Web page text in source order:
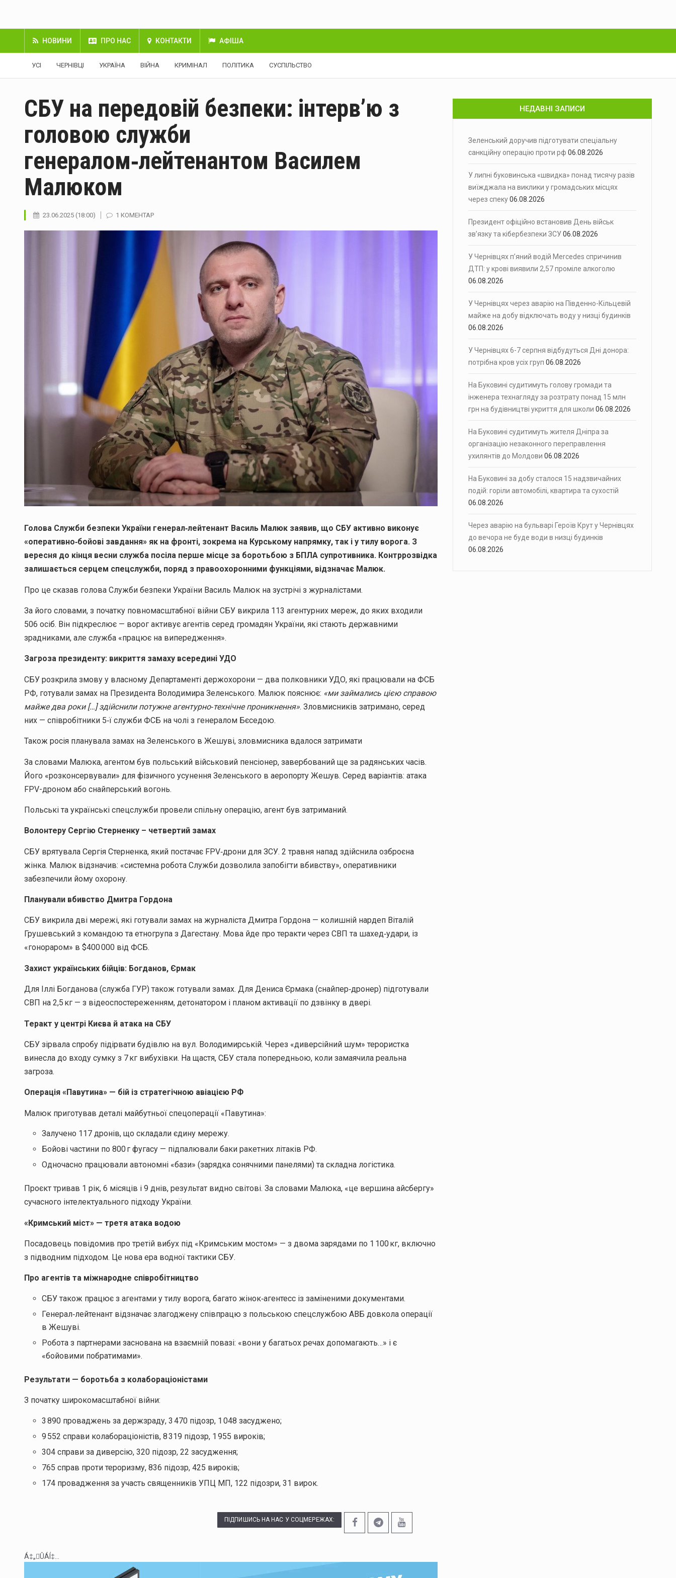
НОВИНИ ПРО НАС КОНТАКТИ АФІША
УСІ ЧЕРНІВЦІ УКРАЇНА ВІЙНА КРИМІНАЛ ПОЛІТИКА СУСПІЛЬСТВО
СБУ на передовій безпеки: інтерв’ю з
головою служби
генералом‑лейтенантом Василем
Малюком
23.06.2025 (18:00) 1 КОМЕНТАР
Голова Служби безпеки України генерал‑лейтенант Василь Малюк заявив, що СБУ активно виконує
«оперативно‑бойові завдання» як на фронті, зокрема на Курському напрямку, так і у тилу ворога. З
вересня до кінця весни служба посіла перше місце за боротьбою з БПЛА супротивника. Контррозвідка
залишається серцем спецслужби, поряд з правоохоронними функціями, відзначає Малюк.
Про це сказав голова Служби безпеки України Василь Малюк на зустрічі з журналістами.
За його словами, з початку повномасштабної війни СБУ викрила 113 агентурних мереж, до яких входили
506 осіб. Він підкреслює — ворог активує агентів серед громадян України, які стають державними
зрадниками, але служба «працює на випередження».
Загроза президенту: викриття замаху всередині УДО
СБУ розкрила змову у власному Департаменті держохорони — два полковники УДО, які працювали на ФСБ
РФ, готували замах на Президента Володимира Зеленського. Малюк пояснює: «ми займались цією справою
майже два роки […] здійснили потужне агентурно‑технічне проникнення». Зловмисників затримано, серед
них — співробітники 5‑ї служби ФСБ на чолі з генералом Бєседою.
Також росія планувала замах на Зеленського в Жешуві, зловмисника вдалося затримати
За словами Малюка, агентом був польський військовий пенсіонер, завербований ще за радянських часів.
Його «розконсервували» для фізичного усунення Зеленського в аеропорту Жешув. Серед варіантів: атака
FPV-дроном або снайперський вогонь.
Польські та українські спецслужби провели спільну операцію, агент був затриманий.
Волонтеру Сергію Стерненку – четвертий замах
СБУ врятувала Сергія Стерненка, який постачає FPV‑дрони для ЗСУ. 2 травня напад здійснила озброєна
жінка. Малюк відзначив: «системна робота Служби дозволила запобігти вбивству», оперативники
забезпечили йому охорону.
Планували вбивство Дмитра Гордона
СБУ викрила дві мережі, які готували замах на журналіста Дмитра Гордона — колишній нардеп Віталій
Грушевський з командою та етногрупа з Дагестану. Мова йде про теракти через СВП та шахед‑удари, із
«гонораром» в $400 000 від ФСБ.
Захист українських бійців: Богданов, Єрмак
Для Іллі Богданова (служба ГУР) також готували замах. Для Дениса Єрмака (снайпер‑дронер) підготували
СВП на 2,5 кг — з відеоспостереженням, детонатором і планом активації по дзвінку в двері.
Теракт у центрі Києва й атака на СБУ
СБУ зірвала спробу підірвати будівлю на вул. Володимирській. Через «диверсійний шум» терористка
винесла до входу сумку з 7 кг вибухівки. На щастя, СБУ стала попередньою, коли замаячила реальна
загроза.
Операція «Павутина» — бій із стратегічною авіацією РФ
Малюк приготував деталі майбутньої спецоперації «Павутина»:
Залучено 117 дронів, що складали єдину мережу.
Бойові частини по 800 г фугасу — підпалювали баки ракетних літаків РФ.
Одночасно працювали автономні «бази» (зарядка сонячними панелями) та складна логістика.
Проєкт тривав 1 рік, 6 місяців і 9 днів, результат видно світові. За словами Малюка, «це вершина айсбергу»
сучасного інтелектуального підходу України.
«Кримський міст» — третя атака водою
Посадовець повідомив про третій вибух під «Кримським мостом» — з двома зарядами по 1 100 кг, включно
з підводним підходом. Це нова ера водної тактики СБУ.
Про агентів та міжнародне співробітництво
СБУ також працює з агентами у тилу ворога, багато жінок‑агентесс із заміненими документами.
Генерал‑лейтенант відзначає злагоджену співпрацю з польською спецслужбою AВБ довкола операції
в Жешуві.
Робота з партнерами заснована на взаємній повазі: «вони у багатьох речах допомагають…» і є
«бойовими побратимами».
Результати — боротьба з колабораціоністами
З початку широкомасштабної війни:
3 890 проваджень за держзраду, 3 470 підозр, 1 048 засуджено;
9 552 справи колабораціоністів, 8 319 підозр, 1 955 вироків;
304 справи за диверсію, 320 підозр, 22 засудження;
765 справ проти тероризму, 836 підозр, 425 вироків;
174 провадження за участь священників УПЦ МП, 122 підозри, 31 вирок.
ПІДПИШИСЬ НА НАС У СОЦМЕРЕЖАХ:
Á‡„ÛÁÍ‡...
НЕДАВНІ ЗАПИСИ
Зеленський доручив підготувати спеціальну
санкційну операцію проти рф 06.08.2026
У липні буковинська «швидка» понад тисячу разів
виїжджала на виклики у громадських місцях
через спеку06.08.2026
Президент офіційно встановив День військ
зв’язку та кібербезпеки ЗСУ06.08.2026
У Чернівцях п’яний водій Mercedes спричинив
ДТП: у крові виявили 2,57 проміле алкоголю
06.08.2026
У Чернівцях через аварію на Південно-Кільцевій
майже на добу відключать воду у низці будинків
06.08.2026
У Чернівцях 6-7 серпня відбудуться Дні донора:
потрібна кров усіх груп 06.08.2026
На Буковині судитимуть голову громади та
інженера технагляду за розтрату понад 15 млн
грн на будівництві укриття для школи 06.08.2026
На Буковині судитимуть жителя Дніпра за
організацію незаконного переправлення
ухилянтів до Молдови 06.08.2026
На Буковині за добу сталося 15 надзвичайних
подій: горіли автомобілі, квартира та сухостій
06.08.2026
Через аварію на бульварі Героїв Крут у Чернівцях
до вечора не буде води в низці будинків
06.08.2026